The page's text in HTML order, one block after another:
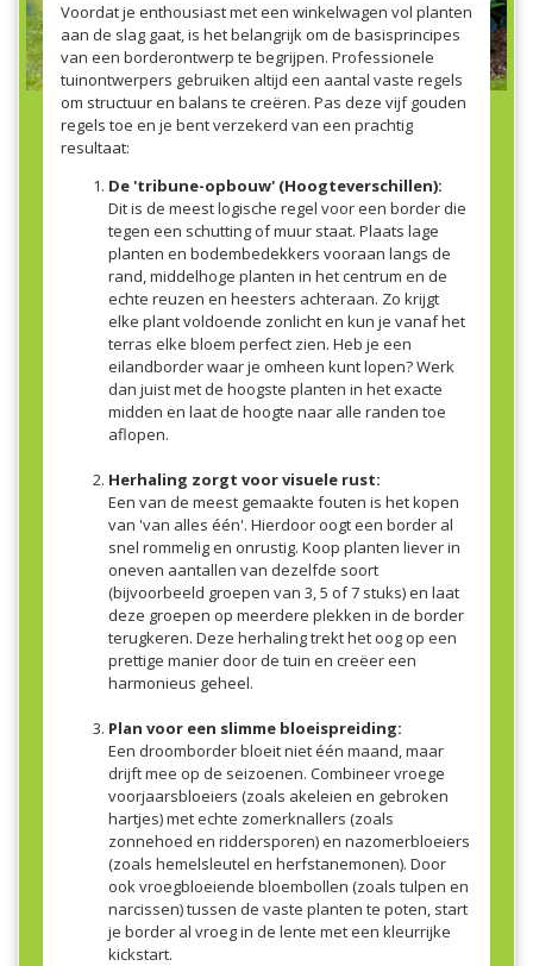
Voordat je enthousiast met een winkelwagen vol planten
aan de slag gaat, is het belangrijk om de basisprincipes
van een borderontwerp te begrijpen. Professionele
tuinontwerpers gebruiken altijd een aantal vaste regels
om structuur en balans te creëren. Pas deze vijf gouden
regels toe en je bent verzekerd van een prachtig
resultaat:
De 'tribune-opbouw' (Hoogteverschillen):
Dit is de meest logische regel voor een border die
tegen een schutting of muur staat. Plaats lage
planten en bodembedekkers vooraan langs de
rand, middelhoge planten in het centrum en de
echte reuzen en heesters achteraan. Zo krijgt
elke plant voldoende zonlicht en kun je vanaf het
terras elke bloem perfect zien. Heb je een
eilandborder waar je omheen kunt lopen? Werk
dan juist met de hoogste planten in het exacte
midden en laat de hoogte naar alle randen toe
aflopen.
Herhaling zorgt voor visuele rust:
Een van de meest gemaakte fouten is het kopen
van 'van alles één'. Hierdoor oogt een border al
snel rommelig en onrustig. Koop planten liever in
oneven aantallen van dezelfde soort
(bijvoorbeeld groepen van 3, 5 of 7 stuks) en laat
deze groepen op meerdere plekken in de border
terugkeren. Deze herhaling trekt het oog op een
prettige manier door de tuin en creëer een
harmonieus geheel.
Plan voor een slimme bloeispreiding:
Een droomborder bloeit niet één maand, maar
drijft mee op de seizoenen. Combineer vroege
voorjaarsbloeiers (zoals akeleien en gebroken
hartjes) met echte zomerknallers (zoals
zonnehoed en riddersporen) en nazomerbloeiers
(zoals hemelsleutel en herfstanemonen). Door
ook vroegbloeiende bloembollen (zoals tulpen en
narcissen) tussen de vaste planten te poten, start
je border al vroeg in de lente met een kleurrijke
kickstart.